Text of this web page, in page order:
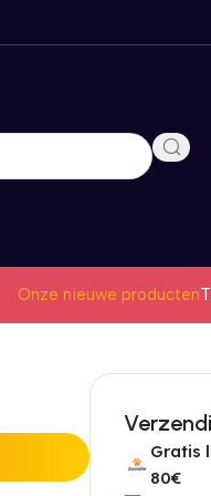
Onze nieuwe producten
Gratis
80€